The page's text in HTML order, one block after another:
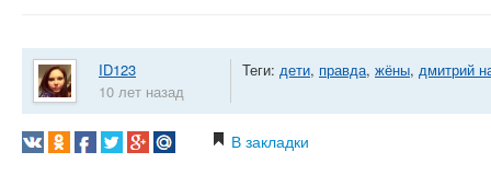
ID123
10 лет назад
Теги: дети, правда, жёны, дмитрий
В закладки